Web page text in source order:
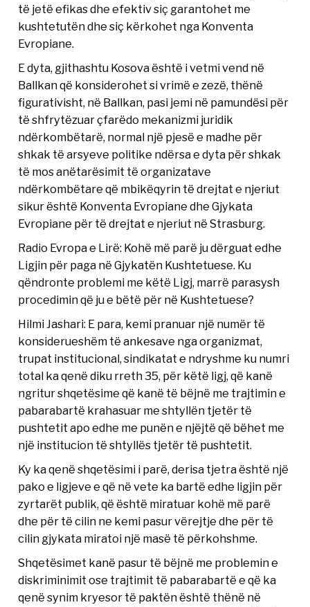
të jetë efikas dhe efektiv siç garantohet me
kushtetutën dhe siç kërkohet nga Konventa
Evropiane.
E dyta, gjithashtu Kosova është i vetmi vend në
Ballkan që konsiderohet si vrimë e zezë, thënë
figurativisht, në Ballkan, pasi jemi në pamundësi për
të shfrytëzuar çfarëdo mekanizmi juridik
ndërkombëtarë, normal një pjesë e madhe për
shkak të arsyeve politike ndërsa e dyta për shkak
të mos anëtarësimit të organizatave
ndërkombëtare që mbikëqyrin të drejtat e njeriut
sikur është Konventa Evropiane dhe Gjykata
Evropiane për të drejtat e njeriut në Strasburg.
Radio Evropa e Lirë: Kohë më parë ju dërguat edhe
Ligjin për paga në Gjykatën Kushtetuese. Ku
qëndronte problemi me këtë Ligj, marrë parasysh
procedimin që ju e bëtë për në Kushtetuese?
Hilmi Jashari: E para, kemi pranuar një numër të
konsiderueshëm të ankesave nga organizmat,
trupat institucional, sindikatat e ndryshme ku numri
total ka qenë diku rreth 35, për këtë ligj, që kanë
ngritur shqetësime që kanë të bëjnë me trajtimin e
pabarabartë krahasuar me shtyllën tjetër të
pushtetit apo edhe me punën e njëjtë që bëhet me
një institucion të shtyllës tjetër të pushtetit.
Ky ka qenë shqetësimi i parë, derisa tjetra është një
pako e ligjeve e që në vete ka bartë edhe ligjin për
zyrtarët publik, që është miratuar kohë më parë
dhe për të cilin ne kemi pasur vërejtje dhe për të
cilin gjykata miratoi një masë të përkohshme.
Shqetësimet kanë pasur të bëjnë me problemin e
diskriminimit ose trajtimit të pabarabartë e që ka
qenë synim kryesor të paktën është thënë në